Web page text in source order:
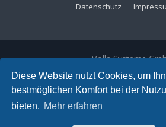
Diese Website nutzt Cookies, um
bestmöglichen Komfort bei der
bieten. Mehr erfahren
Datenschutz
Volla Systeme
Kölner Straße 102
42897 Remscheid
Telefon:+49 2191
E-Mail: